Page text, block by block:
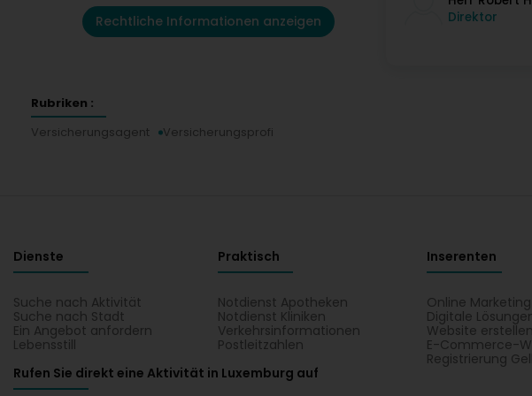
Rechtliche Informationen anzeigen
Direktor
Rubriken :
Versicherungsagent
Versicherungsprofi
Dienste
Suche nach Aktivität
Suche nach Stadt
Ein Angebot anfordern
Lebensstill
Praktisch
Notdienst Apotheken
Notdienst Kliniken
Verkehrsinformationen
Postleitzahlen
Inserenten
Online
Digitale
Website erstellen
E-Commerce-
Registrierung
Rufen Sie direkt eine Aktivität in Luxemburg auf